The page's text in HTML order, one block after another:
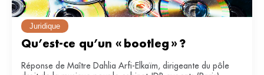
Juridique
Qu’est-ce qu’un « bootleg » ?
Réponse de Maître Dahlia Arfi-Elkaïm, dirigeante du pôle